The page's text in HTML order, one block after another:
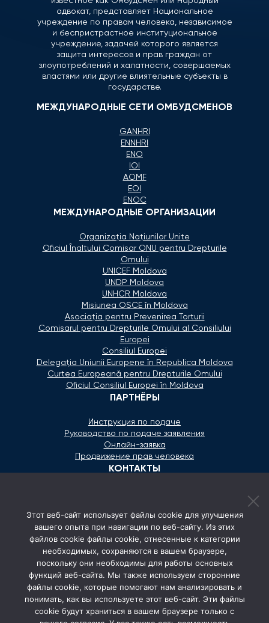
адвокат, представляет Национальное
учреждение по правам человека, независимое
и беспристрастное институциональное
учреждение, задачей которого является
защита интересов и прав граждан от
злоупотреблений и халатности, совершаемых
властями или другие влиятельные субъекты в
государстве.
МЕЖДУНАРОДНЫЕ СЕТИ ОМБУДСМЕНОВ
GANHRI
ENNHRI
ENO
IOI
AOMF
EOI
ENOC
МЕЖДУНАРОДНЫЕ ОРГАНИЗАЦИИ
Organizaţia Naţiunilor Unite
Oficiul Înaltului Comisar ONU pentru Drepturile
Omului
UNICEF Moldova
UNDP Moldova
UNHCR Moldova
Misiunea OSCE în Moldova
Asociaţia pentru Prevenirea Torturii
Comisarul pentru Drepturile Omului al Consiliului
Europei
Consiliul Europei
Delegaţia Uniunii Europene în Republica Moldova
Curtea Europeană pentru Drepturile Omului
Oficiul Consiliul Europei în Moldova
ПАРТНЁРЫ
Инструкция по подаче
Руководство по подаче заявления
Онлайн-заявка
Продвижение прав человека
КОНТАКТЫ
secretariat@ombudsman.md
Улица Каля Ешилор 11/3, Кишинёв
Понедельник - Пятница: 08:00 - 17:00
СОЦ. СЕТИ
Этот веб-сайт использует файлы cookie для улучшения
вашего опыта при навигации по веб-сайту. Из этих
файлов cookie файлы cookie, отнесенные к категории
необходимых, сохраняются в вашем браузере,
поскольку они необходимы для работы основных
функций веб-сайта. Мы также используем сторонние
файлы cookie, которые помогают нам анализировать и
понимать, как вы используете этот веб-сайт. Эти файлы
cookie будут храниться в вашем браузере только с